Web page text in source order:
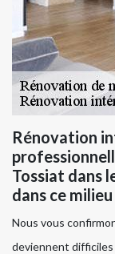
Rénovation
Tossiat dans
dans ce milieu
Nous vous
deviennent